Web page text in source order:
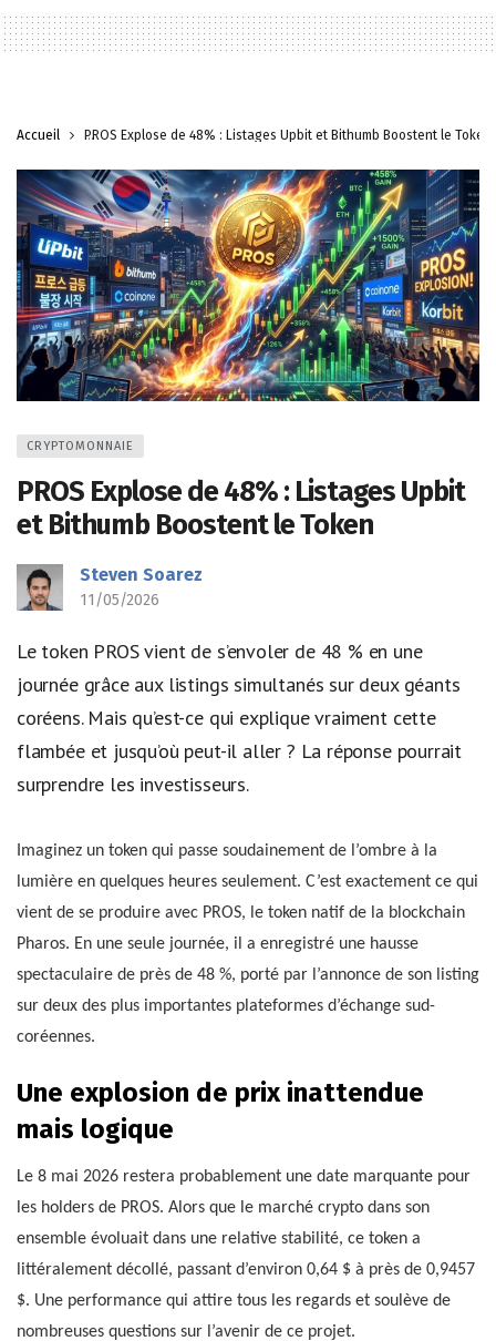
Accueil PROS Explose de 48% : Listages Upbit et Bithumb Boostent le Token
CRYPTOMONNAIE
PROS Explose de 48% : Listages Upbit
et Bithumb Boostent le Token
Steven Soarez
11/05/2026
Le token PROS vient de s’envoler de 48 % en une
journée grâce aux listings simultanés sur deux géants
coréens. Mais qu’est-ce qui explique vraiment cette
flambée et jusqu’où peut-il aller ? La réponse pourrait
surprendre les investisseurs.
Imaginez un token qui passe soudainement de l’ombre à la
lumière en quelques heures seulement. C’est exactement ce qui
vient de se produire avec PROS, le token natif de la blockchain
Pharos. En une seule journée, il a enregistré une hausse
spectaculaire de près de 48 %, porté par l’annonce de son listing
sur deux des plus importantes plateformes d’échange sud-
coréennes.
Une explosion de prix inattendue
mais logique
Le 8 mai 2026 restera probablement une date marquante pour
les holders de PROS. Alors que le marché crypto dans son
ensemble évoluait dans une relative stabilité, ce token a
littéralement décollé, passant d’environ 0,64 $ à près de 0,9457
$. Une performance qui attire tous les regards et soulève de
nombreuses questions sur l’avenir de ce projet.